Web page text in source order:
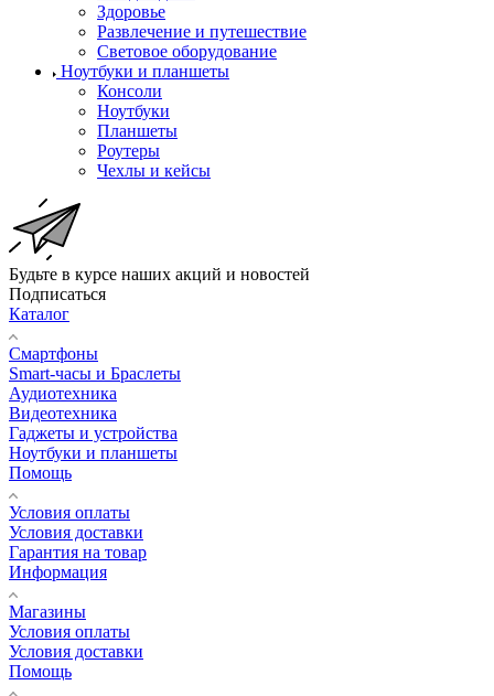
Здоровье
Развлечение и путешествие
Световое оборудование
Ноутбуки и планшеты
Консоли
Ноутбуки
Планшеты
Роутеры
Чехлы и кейсы
Будьте в курсе наших акций и новостей
Подписаться
Каталог
Смартфоны
Smart-часы и Браслеты
Аудиотехника
Видеотехника
Гаджеты и устройства
Ноутбуки и планшеты
Помощь
Условия оплаты
Условия доставки
Гарантия на товар
Информация
Магазины
Условия оплаты
Условия доставки
Помощь